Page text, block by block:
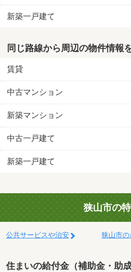
新築一戸建て
同じ路線から周辺の物件情報
賃貸
中古マンション
新築マンション
中古一戸建て
新築一戸建て
狭山市の
公共サービスや治安 狭山市
住まいの給付金（補助金・助成